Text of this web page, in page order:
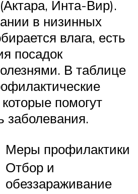
Инта-Вир).
в низинных
влага, есть
посадок
В таблице
помогут
заболевания.
Меры профилактики
Отбор и
обеззараживание